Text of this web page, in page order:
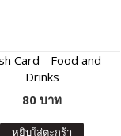
Card - Food and
Drinks
80 บาท
หยิบใส่ตะกร้า